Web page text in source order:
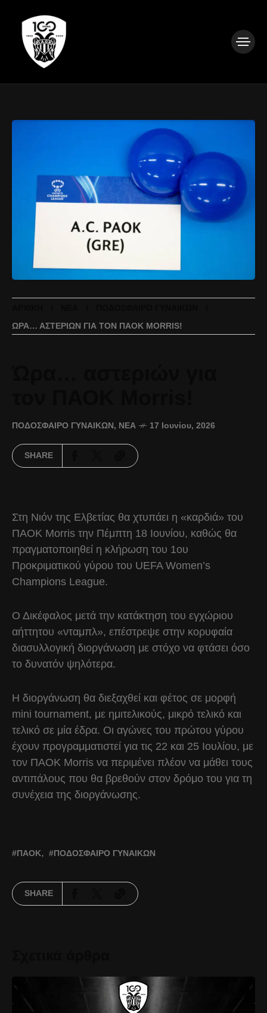
ΏΡΑ… ΑΣΤΕΡΙΏΝ ΓΙΑ ΤΟΝ ΠΑΟΚ MORRIS!
ΠΟΔΌΣΦΑΙΡΟ ΓΥΝΑΙΚΏΝ, ΝΈΑ 17 Ιουνίου, 2026
SHARE
Στη Νιόν της Ελβετίας θα χτυπάει η «καρδιά» του
ΠΑΟΚ Morris την Πέμπτη 18 Ιουνίου, καθώς θα
πραγματοποιηθεί η κλήρωση του 1ου
Προκριματικού γύρου του UEFA Women’s
Champions League.
Ο Δικέφαλος μετά την κατάκτηση του εγχώριου
αήττητου «νταμπλ», επέστρεψε στην κορυφαία
διασυλλογική διοργάνωση με στόχο να φτάσει όσο
το δυνατόν ψηλότερα.
Η διοργάνωση θα διεξαχθεί και φέτος σε μορφή
mini tournament, με ημιτελικούς, μικρό τελικό και
τελικό σε μία έδρα. Οι αγώνες του πρώτου γύρου
έχουν προγραμματιστεί για τις 22 και 25 Ιουλίου, με
τον ΠΑΟΚ Morris να περιμένει πλέον να μάθει τους
αντιπάλους που θα βρεθούν στον δρόμο του για τη
συνέχεια της διοργάνωσης.
ΠΑΟΚ ΠΟΔΌΣΦΑΙΡΟ ΓΥΝΑΙΚΏΝ
SHARE